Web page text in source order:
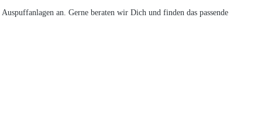
an. Gerne beraten wir Dich und finden das passende